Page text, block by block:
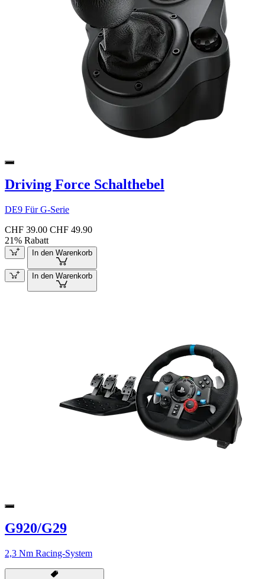
Driving Force Schalthebel
DE9 Für G-Serie
CHF 39.00 CHF 49.90
21% Rabatt
In den Warenkorb
In den Warenkorb
G920/G29
2,3 Nm Racing-System